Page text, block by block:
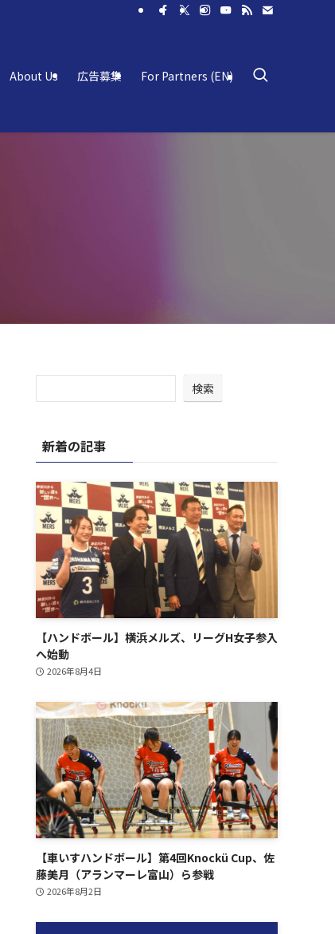
About Us 広告募集 For Partners (EN)
検索
新着の記事
【ハンドボール】横浜メルズ、リーグH女子参入
へ始動
2026年8月4日
【車いすハンドボール】第4回Knockü Cup、佐
藤美月（アランマーレ富山）ら参戦
2026年8月2日